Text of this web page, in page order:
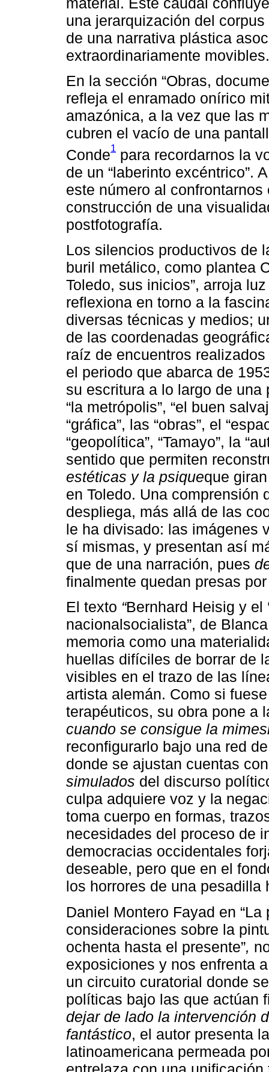
una jerarquización del
de una narrativa plástica
extraordinariamente movibles.
En la sección “Obras,
refleja el enramado onírico
amazónica, a la vez que las
cubren el vacío de una
Conde1 para recordarnos la
de un “laberinto excéntrico”.
este número al
construcción de una
postfotografía.
Los silencios productivos de
buril metálico, como plantea
Toledo, sus inicios”, arroja
reflexiona en torno a la
diversas técnicas y medios;
de las coordenadas
raíz de encuentros
el periodo que abarca de
su escritura a lo largo de una
“la metrópolis”, “el buen
“gráfica”, las “obras”, el
“geopolítica”, “Tamayo”, la
sentido que permiten
estéticas y la psiqueque
en Toledo. Una comprensión
despliega, más allá de las
le ha divisado: las imágenes
sí mismas, y presentan así
que de una narración, pues
finalmente quedan presas
El texto “Bernhard Heisig y el
nacionalsocialista”, de
memoria como una
huellas difíciles de borrar de
visibles en el trazo de las
artista alemán. Como si
terapéuticos, su obra pone a
cuando se consigue la
reconfigurarlo bajo una red
donde se ajustan cuentas
simulados del discurso
culpa adquiere voz y la
toma cuerpo en formas,
necesidades del proceso de
democracias occidentales
deseable, pero que en el
los horrores de una pesadilla
Daniel Montero Fayad en
consideraciones sobre la
ochenta hasta el presente”,
exposiciones y nos enfrenta
un circuito curatorial donde
políticas bajo las que actúan
dejar de lado la intervención
fantástico, el autor presenta
latinoamericana permeada